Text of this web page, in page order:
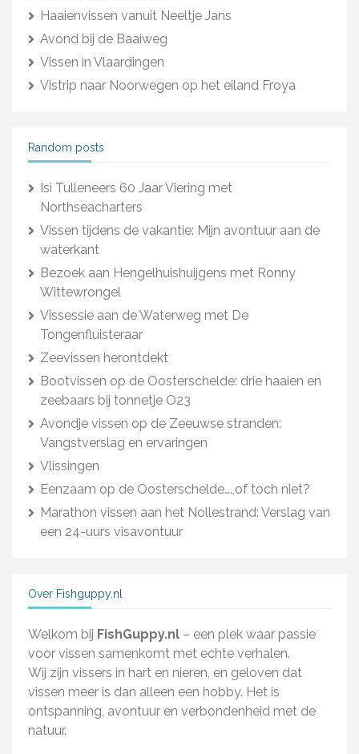
Haaienvissen vanuit Neeltje Jans
Avond bij de Baaiweg
Vissen in Vlaardingen
Vistrip naar Noorwegen op het eiland Froya
Random posts
Isi Tulleneers 60 Jaar Viering met
Northseacharters
Vissen tijdens de vakantie: Mijn avontuur aan de
waterkant
Bezoek aan Hengelhuishuijgens met Ronny
Wittewrongel
Vissessie aan de Waterweg met De
Tongenfluisteraar
Zeevissen herontdekt
Bootvissen op de Oosterschelde: drie haaien en
zeebaars bij tonnetje O23
Avondje vissen op de Zeeuwse stranden:
Vangstverslag en ervaringen
Vlissingen
Eenzaam op de Oosterschelde….,of toch niet?
Marathon vissen aan het Nollestrand: Verslag van
een 24-uurs visavontuur
Over Fishguppy.nl
Welkom bij FishGuppy.nl – een plek waar passie
voor vissen samenkomt met echte verhalen.
Wij zijn vissers in hart en nieren, en geloven dat
vissen meer is dan alleen een hobby. Het is
ontspanning, avontuur en verbondenheid met de
natuur.